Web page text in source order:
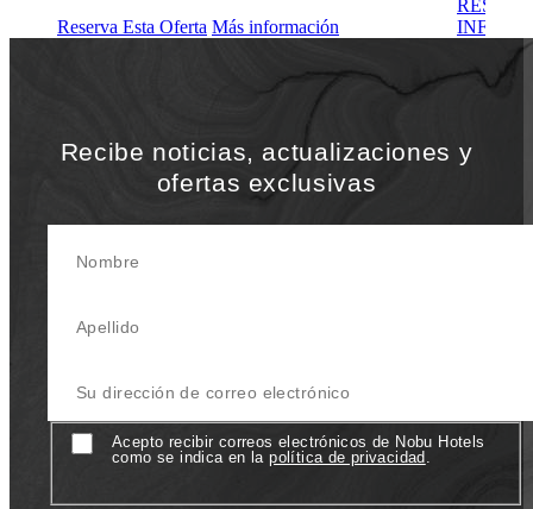
Reserva Esta Oferta Más información
Recibe noticias, actualizaciones y
ofertas exclusivas
Consentimiento
Acepto recibir correos electrónicos de Nobu Hotels
como se indica en lapolítica de privacidad .